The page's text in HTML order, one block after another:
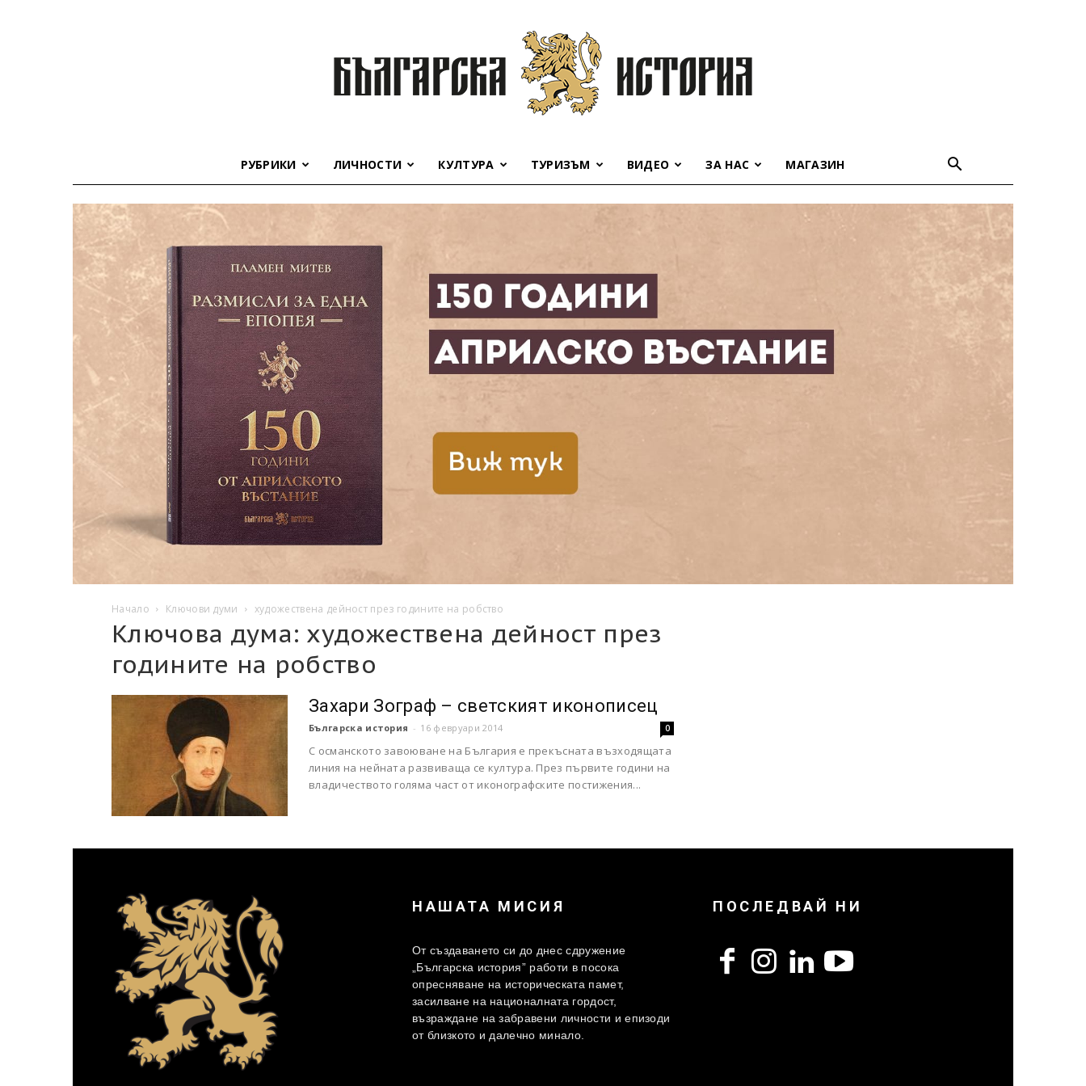
история
РУБРИКИ ЛИЧНОСТИ КУЛТУРА ТУРИЗЪМ ВИДЕО ЗА НАС МАГАЗИН
Начало Ключови думи художествена дейност през годините на робство
Ключова дума: художествена дейност през
годините на робство
Захари Зограф – светският иконописец
Българска история - 16 февруари 2014 0
С oсманското завоюване на България е прекъсната възходящата
линия на нейната развиваща се култура. През първите години на
владичеството голяма част от иконографските постижения...
НАШАТА МИСИЯ
От създаването си до днес сдружение
„Българска история” работи в посока
опресняване на историческата памет,
засилване на националната гордост,
възраждане на забравени личности и епизоди
от близкото и далечно минало.
ПОСЛЕДВАЙ НИ